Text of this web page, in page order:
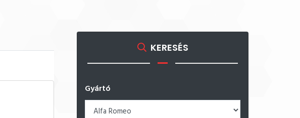
KERESÉS
Gyártó